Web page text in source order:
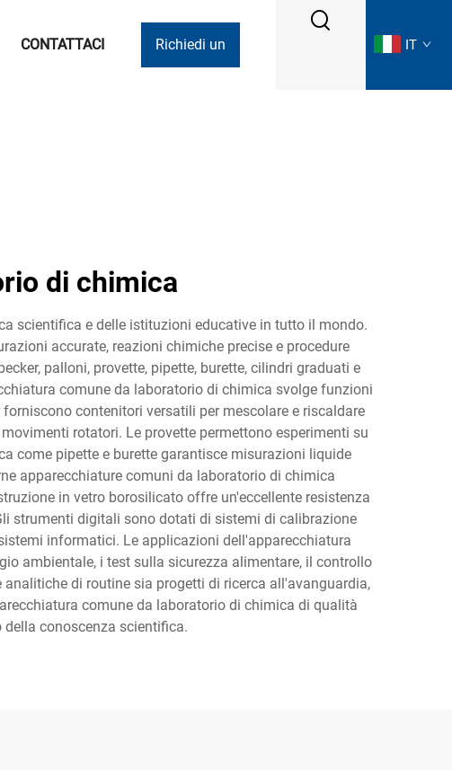
CONTATTACI Richiedi un IT
di chimica
scientifica e delle istituzioni educative in tutto il mondo.
accurate, reazioni chimiche precise e procedure
palloni, provette, pipette, burette, cilindri graduati e
comune da laboratorio di chimica svolge funzioni
contenitori versatili per mescolare e riscaldare
rotatori. Le provette permettono esperimenti su
come pipette e burette garantisce misurazioni liquide
apparecchiature comuni da laboratorio di chimica
in vetro borosilicato offre un'eccellente resistenza
strumenti digitali sono dotati di sistemi di calibrazione
informatici. Le applicazioni dell'apparecchiatura
ambientale, i test sulla sicurezza alimentare, il controllo
di routine sia progetti di ricerca all'avanguardia,
comune da laboratorio di chimica di qualità
conoscenza scientifica.